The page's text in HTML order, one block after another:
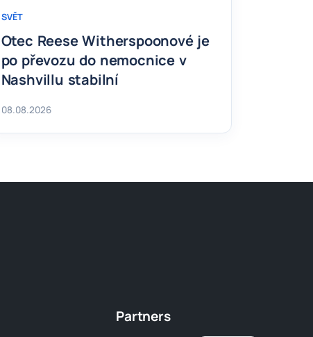
SVĚT
Otec Reese Witherspoonové je
po převozu do nemocnice v
Nashvillu stabilní
08.08.2026
Partners